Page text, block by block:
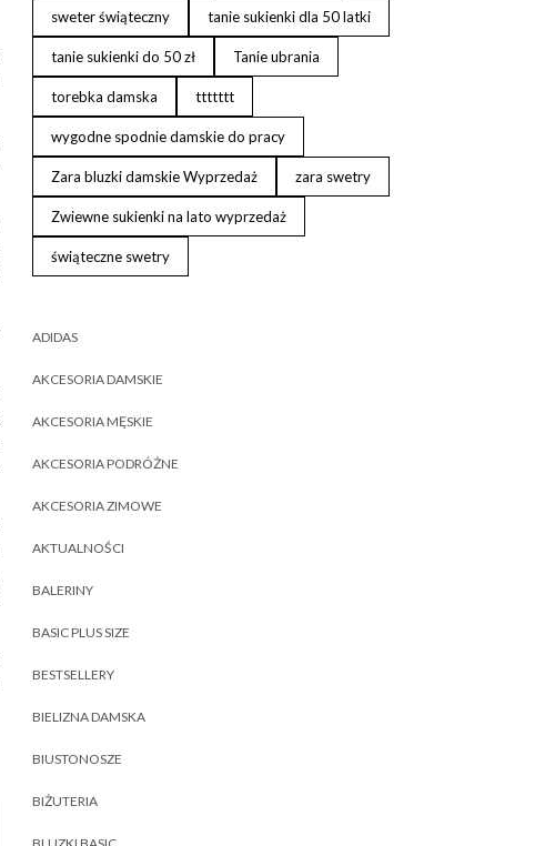
sweter świąteczny tanie sukienki dla 50 latki
tanie sukienki do 50 zł Tanie ubrania
torebka damska ttttttt
wygodne spodnie damskie do pracy
Zara bluzki damskie Wyprzedaż zara swetry
Zwiewne sukienki na lato wyprzedaż
świąteczne swetry
ADIDAS
AKCESORIA DAMSKIE
AKCESORIA MĘSKIE
AKCESORIA PODRÓŻNE
AKCESORIA ZIMOWE
AKTUALNOŚCI
BALERINY
BASIC PLUS SIZE
BESTSELLERY
BIELIZNA DAMSKA
BIUSTONOSZE
BIŻUTERIA